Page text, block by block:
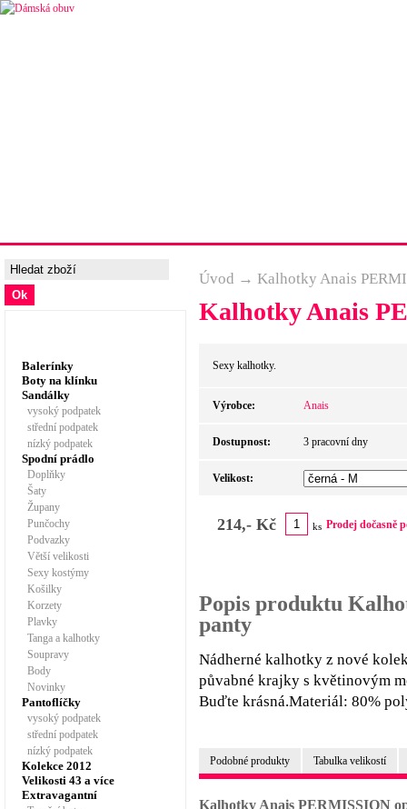
Balerínky
Boty na klínku
Sandálky
vysoký podpatek
střední podpatek
nízký podpatek
Spodní prádlo
Doplňky
Šaty
Župany
Punčochy
Podvazky
Větší velikosti
Sexy kostýmy
Košilky
Korzety
Plavky
Tanga a kalhotky
Soupravy
Body
Novinky
Pantoflíčky
vysoký podpatek
střední podpatek
nízký podpatek
Kolekce 2012
Velikosti 43 a více
Extravagantní
Úvod → Kalhotky Anais
Kalhotky Anais
Sexy kalhotky.
Výrobce: Anais
Dostupnost: 3 pracovní dny
Velikost:
214,- Kč ks Prodej dočasně
Popis produktu
panty
Nádherné kalhotky z nové
půvabné krajky s květinovým
Buďte krásná.Materiál: 80%
Podobné produkty Tabulka velikostí
Kalhotky Anais PERMISSION